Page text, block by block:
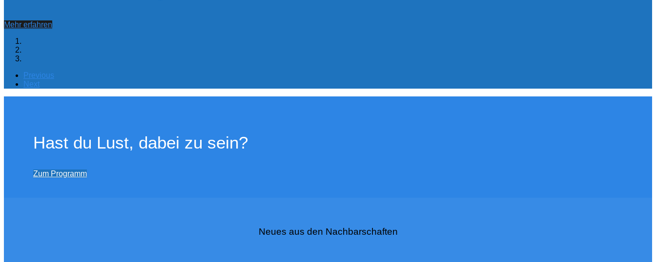
Mehr erfahren
Previous
Next
Hast du Lust, dabei zu sein?
Zum Programm
Neues aus den Nachbarschaften